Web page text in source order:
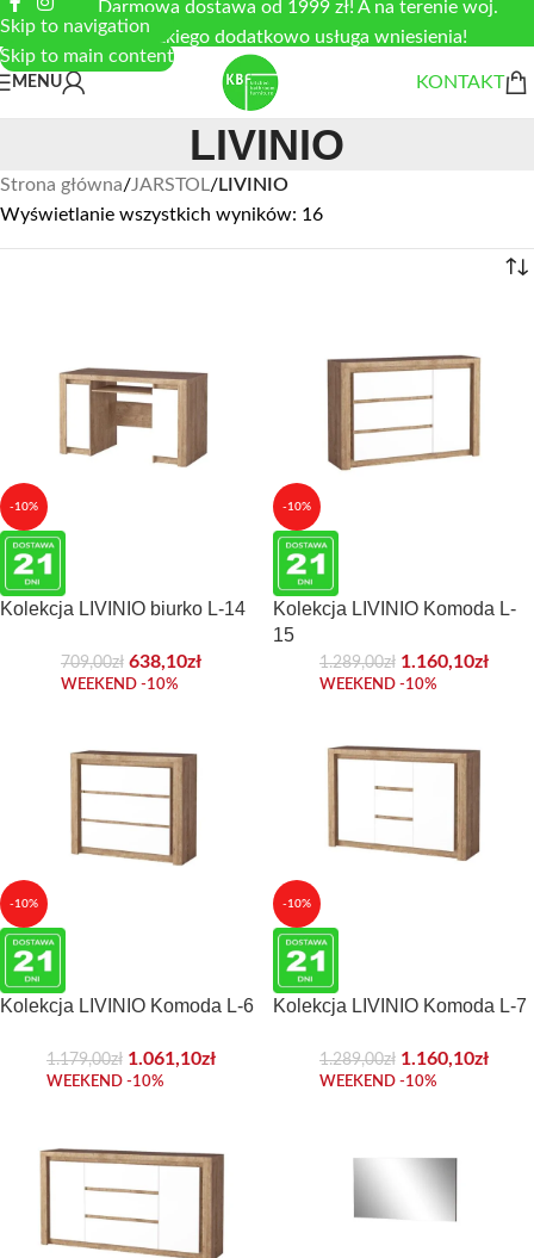
Skip to navigation
Skip to main content
Darmowa dostawa od 1999 zł! A na terenie woj.
łódzkiego dodatkowo usługa wniesienia!
MENU KONTAKT
LIVINIO
Strona główna/JARSTOL/LIVINIO
Wyświetlanie wszystkich wyników: 16
-10%
Kolekcja LIVINIO biurko L-14
709,00zł 638,10zł
WEEKEND -10%
-10%
Kolekcja LIVINIO Komoda L-
15
1.289,00zł 1.160,10zł
WEEKEND -10%
-10%
Kolekcja LIVINIO Komoda L-6
1.179,00zł 1.061,10zł
WEEKEND -10%
-10%
Kolekcja LIVINIO Komoda L-7
1.289,00zł 1.160,10zł
WEEKEND -10%